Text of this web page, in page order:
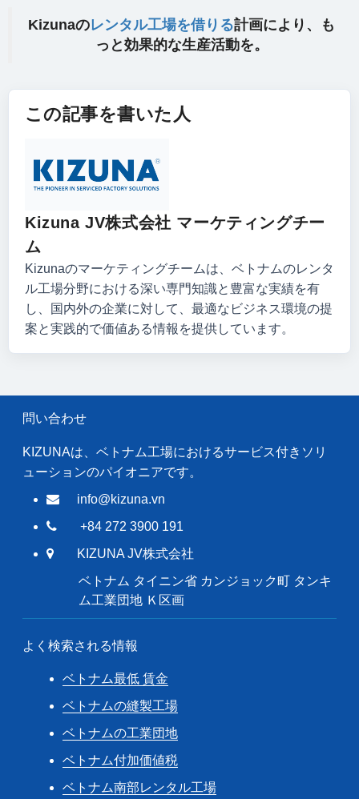
Kizunaのレンタル工場を借りる計画により、も
っと効果的な生産活動を。
この記事を書いた人
Kizuna JV株式会社 マーケティングチー
ム
Kizunaのマーケティングチームは、ベトナムのレンタ
ル工場分野における深い専門知識と豊富な実績を有
し、国内外の企業に対して、最適なビジネス環境の提
案と実践的で価値ある情報を提供しています。
問い合わせ
KIZUNAは、ベトナム工場におけるサービス付きソリ
ューションのパイオニアです。
info@kizuna.vn
+84 272 3900 191
KIZUNA JV株式会社
ベトナム タイニン省 カンジョック町 タンキ
ム工業団地 Ｋ区画
よく検索される情報
ベトナム最低 賃金
ベトナムの縫製工場
ベトナムの工業団地
ベトナム付加価値税
ベトナム南部レンタル工場